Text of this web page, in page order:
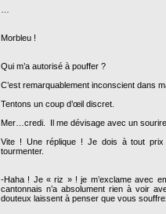
Morbleu !
Qui m’a autorisé à pouffer ?
C’est remarquablement inconscient dans
Tentons un coup d’œil discret.
Mer…credi. Il me dévisage avec un
Vite ! Une réplique ! Je dois à tout prix
tourmenter.
-Haha ! Je « riz » ! je m’exclame avec
cantonnais n’a absolument rien à voir
douteux laissent à penser que vous